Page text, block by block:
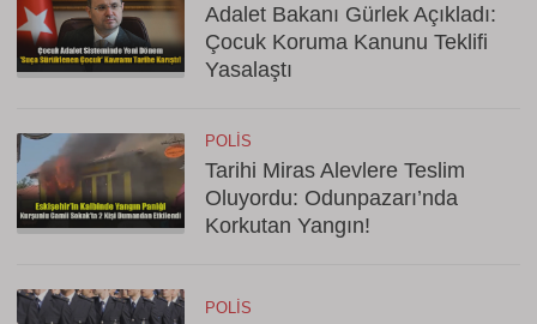
Adalet Bakanı Gürlek Açıkladı:
Çocuk Koruma Kanunu Teklifi
Yasalaştı
POLIS
Tarihi Miras Alevlere Teslim
Oluyordu: Odunpazarı’nda
Korkutan Yangın!
POLIS